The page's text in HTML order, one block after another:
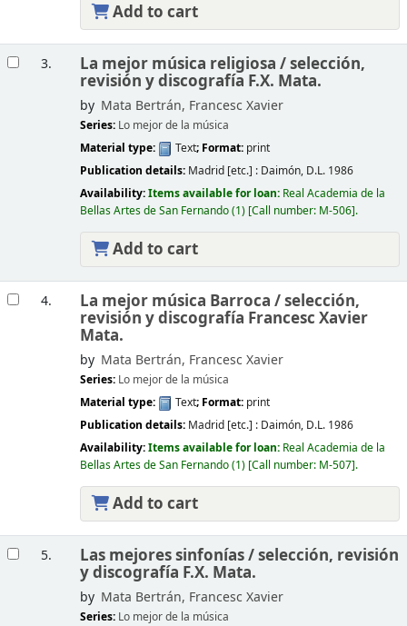
Add to cart
3. La mejor música religiosa /selección,
revisión y discografía F.X. Mata.
by Mata Bertrán, Francesc Xavier
Series: Lo mejor de la música
Material type:
Text; Format: print
Publication details: Madrid [etc.] : Daimón, D.L. 1986
Availability:Items available for loan: Real Academia de la
Bellas Artes de San Fernando(1) Call number: M-506 .
Add to cart
4. La mejor música Barroca /selección,
revisión y discografía Francesc Xavier
Mata.
by Mata Bertrán, Francesc Xavier
Series: Lo mejor de la música
Material type:
Text; Format: print
Publication details: Madrid [etc.] : Daimón, D.L. 1986
Availability:Items available for loan: Real Academia de la
Bellas Artes de San Fernando(1) Call number: M-507 .
Add to cart
5. Las mejores sinfonías /selección, revisión
y discografía F.X. Mata.
by Mata Bertrán, Francesc Xavier
Series: Lo mejor de la música